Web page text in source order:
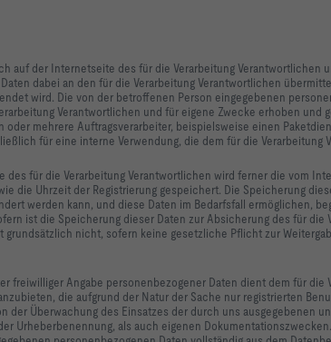
auf der Internetseite des für die Verarbeitung Verantwortlichen
dabei an den für die Verarbeitung Verantwortlichen
wird. Die von der betroffenen Person eingegebenen
Verantwortlichen und für eigene Zwecke erhoben und
oder mehrere Auftragsverarbeiter, beispielsweise einen
für eine interne Verwendung, die dem für die Verarbeitung
des für die Verarbeitung Verantwortlichen wird ferner die vom
die Uhrzeit der Registrierung gespeichert. Die Speicherung
werden kann, und diese Daten im Bedarfsfall ermöglichen,
ist die Speicherung dieser Daten zur Absicherung des für die
grundsätzlich nicht, sofern keine gesetzliche Pflicht zur
freiwilliger Angabe personenbezogener Daten dient dem für die
die aufgrund der Natur der Sache nur registrierten
der Überwachung des Einsatzes der durch uns ausgegebenen
Urheberbenennung, als auch eigenen